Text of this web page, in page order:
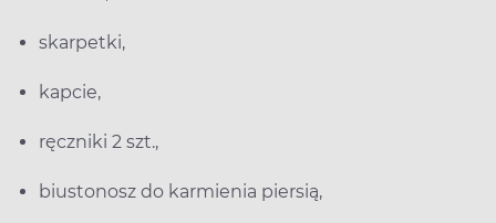
skarpetki,
kapcie,
ręczniki 2 szt.,
biustonosz do karmienia piersią,